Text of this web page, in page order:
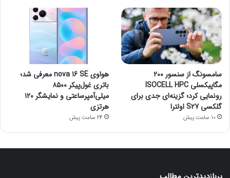
سامسونگ از سنسور ۲۰۰
مگاپیکسلی ISOCELL HPC
رونمایی کرد؛ گزینه‌ای جدی برای
گلکسی S27 اولترا
10 ساعت پیش
هواوی nova 16 SE معرفی شد؛
باتری غول‌پیکر ۸۵۰۰
میلی‌آمپرساعتی و نمایشگر ۱۲۰
هرتزی
24 ساعت پیش